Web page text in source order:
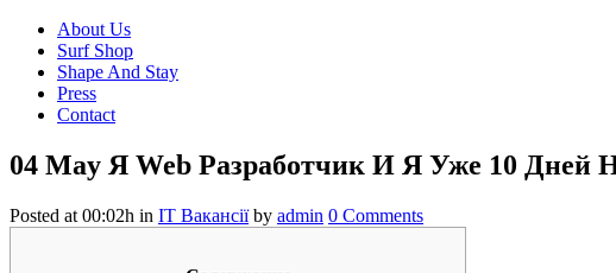
About Us
Surf Shop
Shape And Stay
Press
Contact
04 May Я Web Разработчик И Я Уже 10 Дней
Posted at 00:02h in IT Вакансії by admin 0 Comments